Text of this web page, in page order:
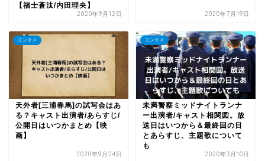
【福士蒼汰/内田理央】
2020年9月12日 2020年7月19日
エンタメ
天外者[三浦春馬]の試写会はあ
る？キャスト出演者/あらすじ/
公開日はいつかまとめ【映
画】
2020年9月24日
エンタメ
未満警察ミッドナイトランナ
ー出演者/キャスト相関図。放
送日はいつから＆最終回の日
とあらすじ、主題歌について
も
2020年3月10日